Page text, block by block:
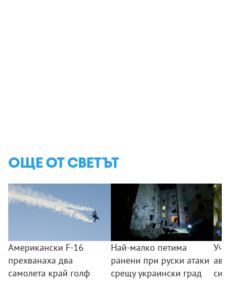
ОЩЕ ОТ СВЕТЪТ
Американски F-16
прехванаха два
самолета край голф
Най-малко петима
ранени при руски атаки
срещу украински град
си